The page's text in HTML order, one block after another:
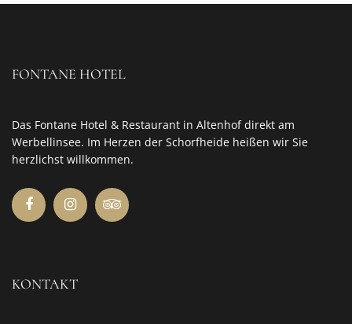
FONTANE HOTEL
Das Fontane Hotel & Restaurant in Altenhof direkt am
Werbellinsee. Im Herzen der Schorfheide heißen wir Sie
herzlichst willkommen.
KONTAKT